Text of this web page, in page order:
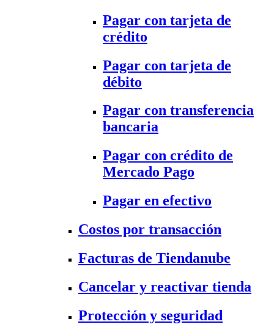
Pagar con tarjeta de
crédito
Pagar con tarjeta de
débito
Pagar con transferencia
bancaria
Pagar con crédito de
Mercado Pago
Pagar en efectivo
Costos por transacción
Facturas de Tiendanube
Cancelar y reactivar tienda
Protección y seguridad